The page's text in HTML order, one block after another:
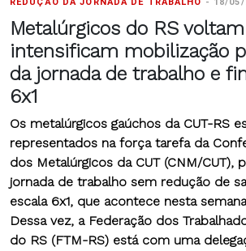
REDUÇÃO DA JORNADA DE TRABALHO - 18/05/
Metalúrgicos do RS
intensificam mobilização
da jornada de trabalho e
6x1
Os metalúrgicos gaúchos da CUT-RS
representados na força tarefa da
dos Metalúrgicos da CUT (CNM/CUT),
jornada de trabalho sem redução de
escala 6x1, que acontece nesta
Dessa vez, a Federação dos
do RS (FTM-RS) está com uma